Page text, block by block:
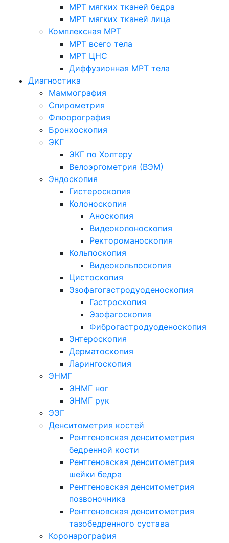
МРТ мягких тканей бедра
МРТ мягких тканей лица
Комплексная МРТ
МРТ всего тела
МРТ ЦНС
Диффузионная МРТ тела
Диагностика
Маммография
Спирометрия
Флюорография
Бронхоскопия
ЭКГ
ЭКГ по Холтеру
Велоэргометрия (ВЭМ)
Эндоскопия
Гистероскопия
Колоноскопия
Аноскопия
Видеоколоноскопия
Ректороманоскопия
Кольпоскопия
Видеокольпоскопия
Цистоскопия
Эзофагогастродуоденоскопия
Гастроскопия
Эзофагоскопия
Фиброгастродуоденоскопия
Энтероскопия
Дерматоскопия
Ларингоскопия
ЭНМГ
ЭНМГ ног
ЭНМГ рук
ЭЭГ
Денситометрия костей
Рентгеновская денситометрия
бедренной кости
Рентгеновская денситометрия
шейки бедра
Рентгеновская денситометрия
позвоночника
Рентгеновская денситометрия
тазобедренного сустава
Коронарография